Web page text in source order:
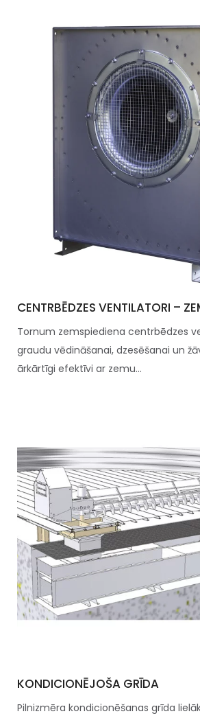
CENTRBĒDZES VENTILATORI –
Tornum zemspiediena centrbēdzes
graudu vēdināšanai, dzesēšanai un
ārkārtīgi efektīvi ar zemu...
KONDICIONĒJOŠA GRĪDA
Pilnizmēra kondicionēšanas grīda